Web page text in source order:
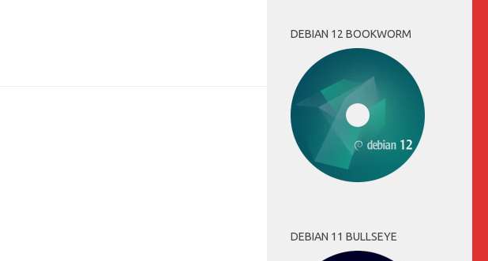
DEBIAN 12 BOOKWORM
DEBIAN 11 BULLSEYE